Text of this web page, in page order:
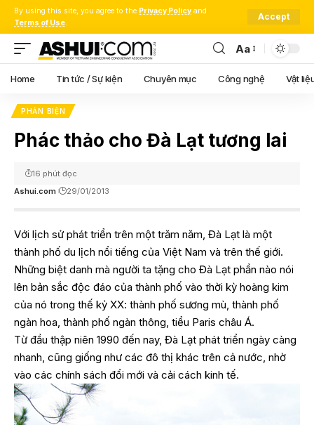
By using this site, you agree to the Privacy Policy and
Terms of Use.
Accept
Font
Resizer
Aa
Home Tin tức / Sự kiện Chuyên mục Công nghệ Vật
PHẢN BIỆN
Phác thảo cho Đà Lạt tương lai
Ashui.com 29/01/2013
16 phút đọc
Với lịch sử phát triển trên một trăm năm, Đà Lạt là một
thành phố du lịch nổi tiếng của Việt Nam và trên thế giới.
Những biệt danh mà người ta tặng cho Đà Lạt phần nào nói
lên bản sắc độc đáo của thành phố vào thời kỳ hoàng kim
của nó trong thế kỷ XX: thành phố sương mù, thành phố
ngàn hoa, thành phố ngàn thông, tiểu Paris châu Á.
Từ đầu thập niên 1990 đến nay, Đà Lạt phát triển ngày càng
nhanh, cũng giống như các đô thị khác trên cả nước, nhờ
vào các chính sách đổi mới và cải cách kinh tế.